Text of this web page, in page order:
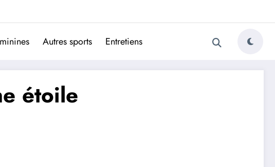
portugais
Autres sports Entretiens
étoile